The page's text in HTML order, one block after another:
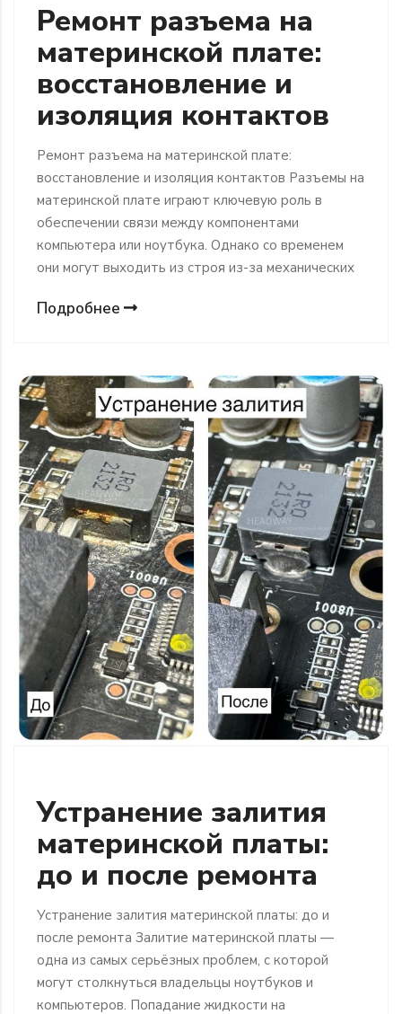
Ремонт разъема на
материнской плате:
восстановление и
изоляция контактов
Ремонт разъема на материнской плате:
восстановление и изоляция контактов Разъемы на
материнской плате играют ключевую роль в
обеспечении связи между компонентами
компьютера или ноутбука. Однако со временем
они могут выходить из строя из-за механических
Подробнее
Устранение залития
материнской платы:
до и после ремонта
Устранение залития материнской платы: до и
после ремонта Залитие материнской платы —
одна из самых серьёзных проблем, с которой
могут столкнуться владельцы ноутбуков и
компьютеров. Попадание жидкости на